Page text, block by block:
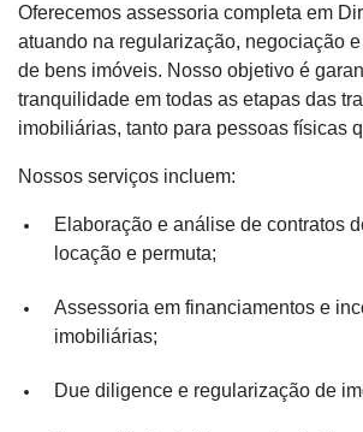
Oferecemos assessoria completa em
atuando na regularização, negociação
de bens imóveis. Nosso objetivo é
tranquilidade em todas as etapas das
imobiliárias, tanto para pessoas físicas
Nossos serviços incluem:
Elaboração e análise de contratos
locação e permuta;
Assessoria em financiamentos e
imobiliárias;
Due diligence e regularização de